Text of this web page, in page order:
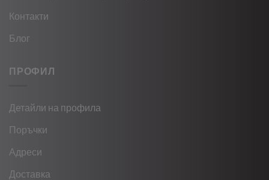
Контакти
Блог
ПРОФИЛ
Детайли на профила
Поръчки
Адреси
Доставка